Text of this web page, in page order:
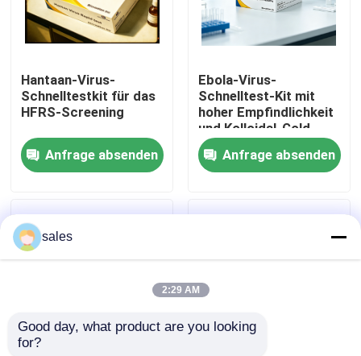
Werksbesichtigung
Qualitätskontrolle
Kontakt mit uns
Rechtssachen
ELISA Test Kit
Hantaan-Virus-
Schnelltestkit für das
HFRS-Screening
Anfrage absenden
Ebola-Virus-
Schnelltest-Kit mit
hoher Empfindlichkeit
und Kolloidal-Gold-
Methode für 15
Minuten Ergebnisse
Anfrage absenden
sales
2:29 AM
Good day, what product are you looking
for?